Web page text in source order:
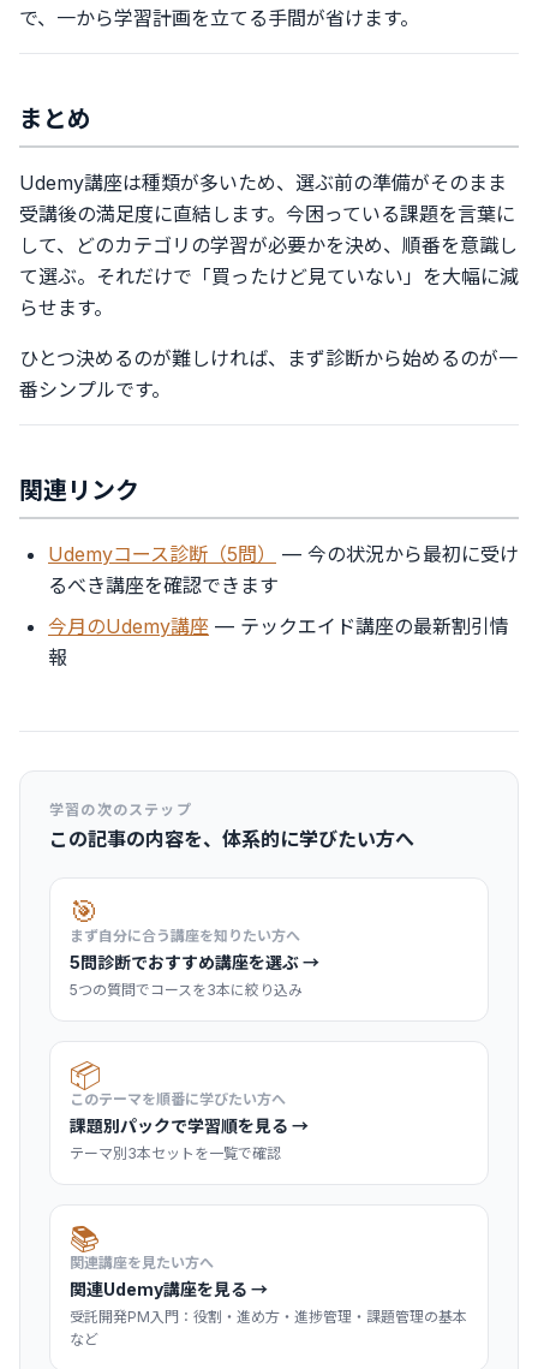
で、一から学習計画を立てる手間が省けます。
まとめ
Udemy講座は種類が多いため、選ぶ前の準備がそのまま
受講後の満足度に直結します。今困っている課題を言葉に
して、どのカテゴリの学習が必要かを決め、順番を意識し
て選ぶ。それだけで「買ったけど見ていない」を大幅に減
らせます。
ひとつ決めるのが難しければ、まず診断から始めるのが一
番シンプルです。
関連リンク
Udemyコース診断（5問）
— 今の状況から最初に受け
るべき講座を確認できます
今月のUdemy講座 — テックエイド講座の最新割引情
報
学習の次のステップ
この記事の内容を、体系的に学びたい方へ
🎯
まず自分に合う講座を知りたい方へ
5問診断でおすすめ講座を選ぶ →
5つの質問でコースを3本に絞り込み
📦
このテーマを順番に学びたい方へ
課題別パックで学習順を見る →
テーマ別3本セットを一覧で確認
📚
関連講座を見たい方へ
関連Udemy講座を見る →
受託開発PM入門：役割・進め方・進捗管理・課題管理の基本
など